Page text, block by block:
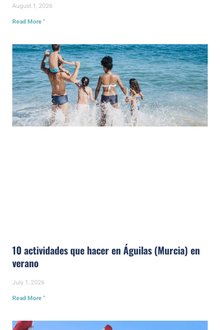
August 1, 2026
Read More "
10 actividades que hacer en Águilas (Murcia) en
verano
July 1, 2026
Read More "